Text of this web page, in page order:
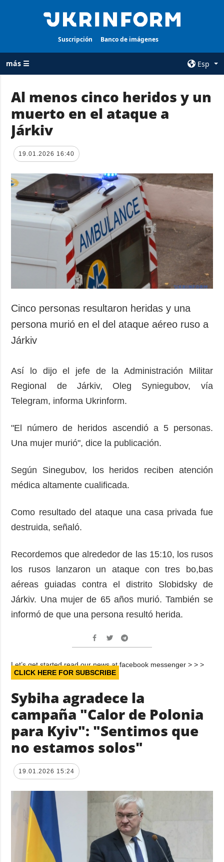
Suscripción Banco de imágenes
más ☰
Esp
TODAS LAS
CATEGORÍAS
Guerra
Reconstrucción
Política
Economía
Defensa
Sociedad y
Deportes
Desastres y
AGENCIA
servicios
Política de
privacidad y
protección de
datos personales
ADICIONAL
Podcasts
Entrevistas
Fotos
Video
SERVICIOS
Al menos cinco heridos y un
muerto en el ataque a
Járkiv
19.01.2026 16:40
Cinco personas resultaron heridas y una
persona murió en el del ataque aéreo ruso a
Járkiv
Así lo dijo el jefe de la Administración Militar
Regional de Járkiv, Oleg Syniegubov, vía
Telegram, informa Ukrinform.
"El número de heridos ascendió a 5 personas.
Una mujer murió", dice la publicación.
Según Sinegubov, los heridos reciben atención
médica altamente cualificada.
Como resultado del ataque una casa privada fue
destruida, señaló.
Recordemos que alrededor de las 15:10, los rusos
los rusos lanzaron un ataque con tres bo,bas
aéreas guiadas contra el distrito Slobidsky de
Járkiv. Una mujer de 65 años murió. También se
informó de que una persona resultó herida.
Let’s get started read our news at facebook messenger > > >
CLICK HERE FOR SUBSCRIBE
Sybiha agradece la
campaña "Calor de Polonia
para Kyiv": "Sentimos que
no estamos solos"
19.01.2026 15:24